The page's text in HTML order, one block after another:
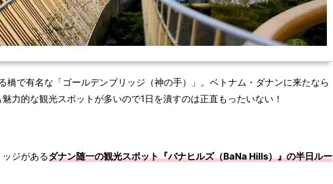
橋で有名な「ゴールデンブリッジ（神の手）」。ベトナム・ダナンに来たなら
力的な観光スポットが多いので1日を潰すのは正直もったいない！
ジがあるダナン随一の観光スポット『バナヒルズ（BaNa Hills）』の半日ルー